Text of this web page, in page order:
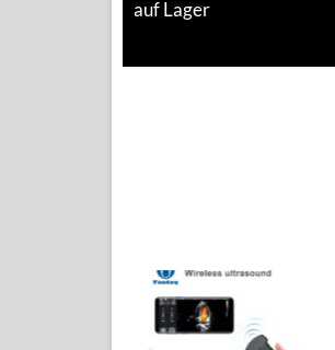
YOUKEY
auf Lager